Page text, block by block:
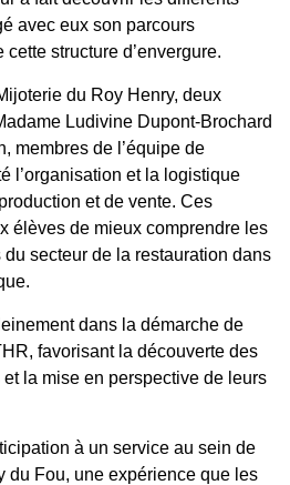
avec eux son parcours
structure d’envergure.
du Roy Henry, deux
Ludivine Dupont-Brochard
membres de l’équipe de
l’organisation et la logistique
et de vente. Ces
élèves de mieux comprendre les
secteur de la restauration dans
dans la démarche de
favorisant la découverte des
la mise en perspective de leurs
à un service au sein de
du Fou, une expérience que les